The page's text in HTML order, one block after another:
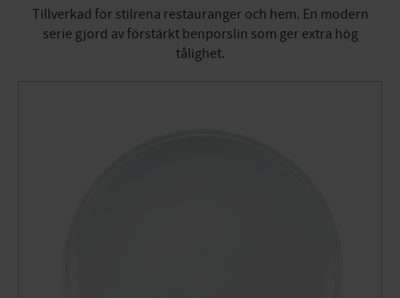
Tillverkad för stilrena restauranger och hem. En modern
serie gjord av förstärkt benporslin som ger extra hög
tålighet.